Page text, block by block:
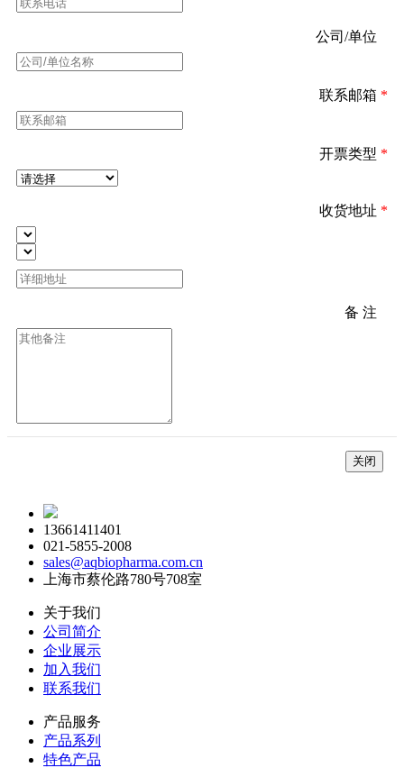
公司/单位
联系邮箱 *
开票类型 *
收货地址 *
备 注
关闭
13661411401
021-5855-2008
sales@aqbiopharma.com.cn
上海市蔡伦路780号708室
关于我们
公司简介
企业展示
加入我们
联系我们
产品服务
产品系列
特色产品